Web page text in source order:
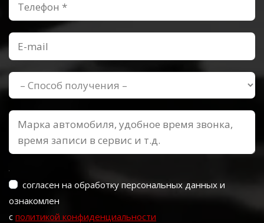
согласен на обработку персональных данных и
ознакомлен
с политикой конфиденциальности